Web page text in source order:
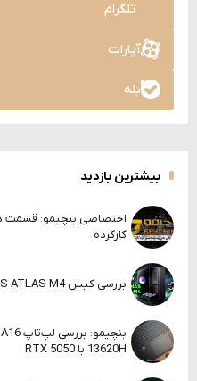
تلگرام
آپارات
بله
بیشترین بازدید
اختصاصی بنچیمو: قسمت
کارکرده
بررسی کیس GAMDIAS ATLAS M4 | آکواریومی قابل‌دفاع
13620H با RTX 5050